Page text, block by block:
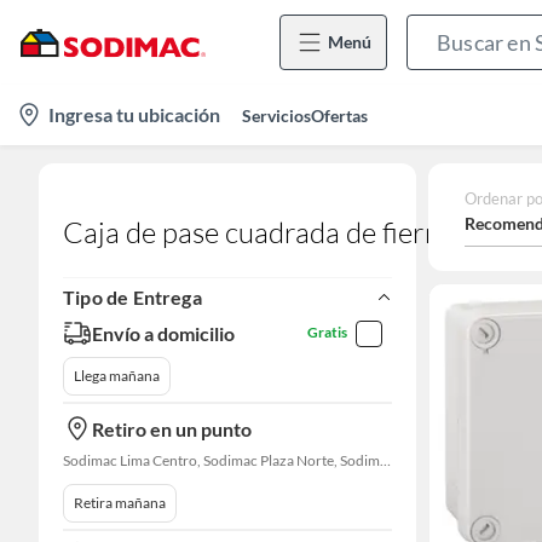
Menú
location-
icon
Ingresa tu ubicación ServiciosOfertas
Caja de pase cuadrada de fierro
Tipo de Entrega
Envío a domicilio
Gratis
Llega mañana
Retiro en un punto
Sodimac Lima Centro, Sodimac Plaza Norte, Sodimac La Victoria, Sodimac San Miguel, Sodimac S. J. Lurigancho, Sodimac Primavera, Sodimac Chacarilla, Sodimac Av. La Molina, Sodimac Colonial, Maestro Barrios Altos, Sodimac Naranjal
Retira mañana
Ordenar